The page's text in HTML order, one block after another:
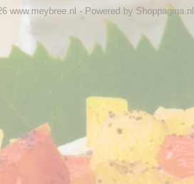
www.meybree.nl - Powered by Shoppagina.nl